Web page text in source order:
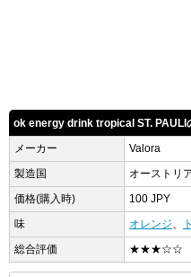
ok energy drink tropical ST. PAULI
メーカー
Valora
製造国
オーストリ
価格(購入時)
100 JPY
味
オレンジ、
総合評価
★★★☆☆